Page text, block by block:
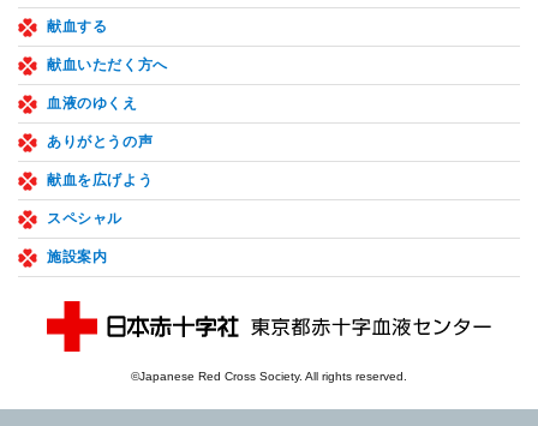
献血する
献血いただく方へ
血液のゆくえ
ありがとうの声
献血を広げよう
スペシャル
施設案内
©Japanese Red Cross Society. All rights reserved.